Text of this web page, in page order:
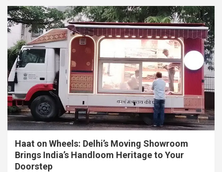
Haat on Wheels: Delhi’s Moving Showroom
Brings India’s Handloom Heritage to Your
Doorstep